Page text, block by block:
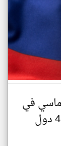
في
إفريقيا بافتتاح ممثليات في 4 دول